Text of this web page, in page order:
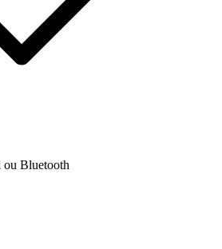
Bluetooth